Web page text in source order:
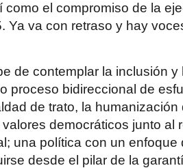
como el compromiso de la
Ya va con retraso y hay
de contemplar la inclusión
proceso bidireccional de
de trato, la
democráticos junto al
una política con un
desde el pilar de la